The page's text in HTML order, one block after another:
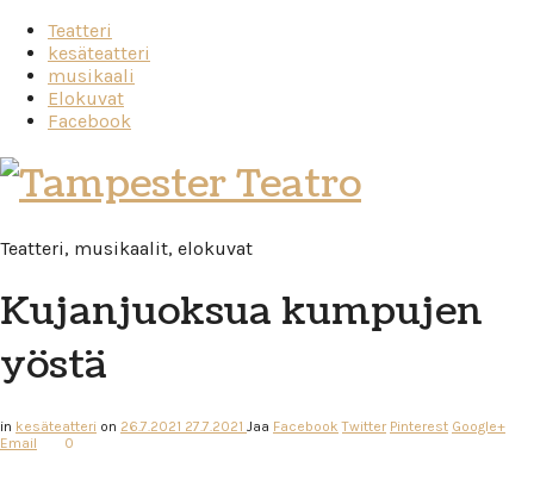
Teatteri
kesäteatteri
musikaali
Elokuvat
Facebook
Tampester
Teatro
Teatteri, musikaalit, elokuvat
Kujanjuoksua kumpujen
yöstä
in kesäteatteri on 26.7.2021 27.7.2021 Jaa Facebook Twitter Pinterest Google+
Email
0